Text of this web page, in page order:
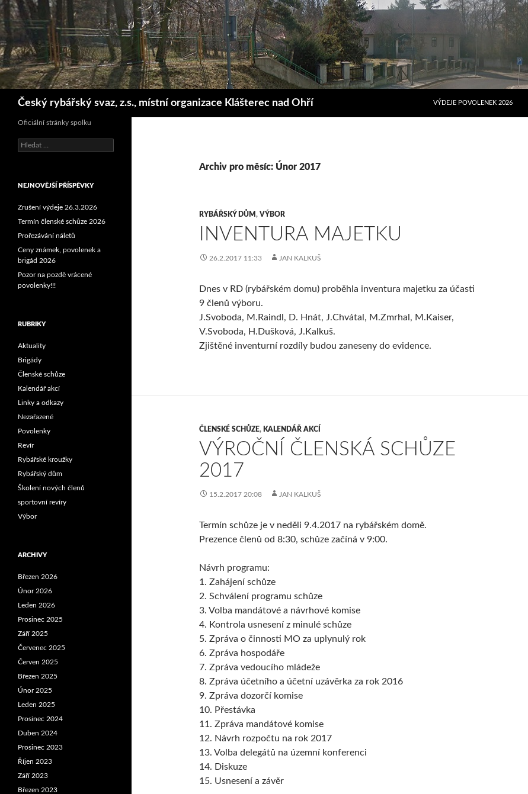
Český rybářský svaz, z.s., místní organizace Klášterec nad Ohří
Hledat
VÝDEJE POVOLENEK 2026
Archiv pro měsíc: Únor 2017
RYBÁŘSKÝ DŮM , VÝBOR
INVENTURA MAJETKU
26.2.2017 11:33 JAN KALKUŠ
Dnes v RD (rybářském domu) proběhla inventura majetku za účasti
9 členů výboru.
J.Svoboda, M.Raindl, D. Hnát, J.Chvátal, M.Zmrhal, M.Kaiser,
V.Svoboda, H.Dušková, J.Kalkuš.
Zjištěné inventurní rozdíly budou zaneseny do evidence.
ČLENSKÉ SCHŮZE, KALENDÁŘ AKCÍ
VÝROČNÍ ČLENSKÁ SCHŮZE
2017
15.2.2017 20:08 JAN KALKUŠ
Termín schůze je v neděli 9.4.2017 na rybářském domě.
Prezence členů od 8:30, schůze začíná v 9:00.
Návrh programu:
1. Zahájení schůze
2. Schválení programu schůze
3. Volba mandátové a návrhové komise
4. Kontrola usnesení z minulé schůze
5. Zpráva o činnosti MO za uplynulý rok
6. Zpráva hospodáře
7. Zpráva vedoucího mládeže
8. Zpráva účetního a účetní uzávěrka za rok 2016
9. Zpráva dozorčí komise
10. Přestávka
11. Zpráva mandátové komise
12. Návrh rozpočtu na rok 2017
13. Volba delegátů na územní konferenci
14. Diskuze
15. Usnesení a závěr
Oficiální stránky spolku
Vyhledávání
NEJNOVĚJŠÍ PŘÍSPĚVKY
Zrušení výdeje 26.3.2026
Termín členské schůze 2026
Prořezávání náletů
Ceny známek, povolenek a
brigád 2026
Pozor na pozdě vrácené
povolenky!!!
RUBRIKY
Aktuality
Brigády
Členské schůze
Kalendář akcí
Linky a odkazy
Nezařazené
Povolenky
Revír
Rybářské kroužky
Rybářský dům
Školení nových členů
sportovní revíry
Výbor
ARCHIVY
Březen 2026
Únor 2026
Leden 2026
Prosinec 2025
Září 2025
Červenec 2025
Červen 2025
Březen 2025
Únor 2025
Leden 2025
Prosinec 2024
Duben 2024
Prosinec 2023
Říjen 2023
Září 2023
Březen 2023